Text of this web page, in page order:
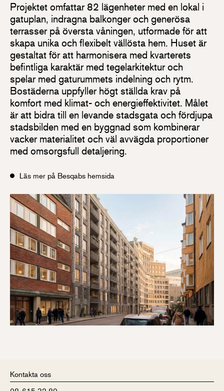
Projektet omfattar 82 lägenheter med en lokal i
gatuplan, indragna balkonger och generösa
terrasser på översta våningen, utformade för att
skapa unika och flexibelt vällösta hem. Huset är
gestaltat för att harmonisera med kvarterets
befintliga karaktär med tegelarkitektur och
spelar med gaturummets indelning och rytm.
Bostäderna uppfyller högt ställda krav på
komfort med klimat- och energieffektivitet. Målet
är att bidra till en levande stadsgata och fördjupa
stadsbilden med en byggnad som kombinerar
vacker materialitet och väl avvägda proportioner
med omsorgsfull detaljering.
Läs mer på Besqabs hemsida
Kontakta oss